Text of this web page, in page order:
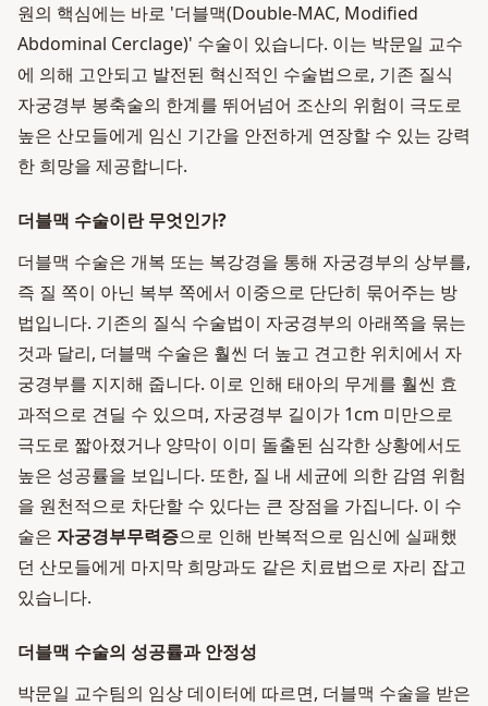
원의 핵심에는 바로 '더블맥(Double-MAC, Modified
Abdominal Cerclage)' 수술이 있습니다. 이는 박문일 교수
에 의해 고안되고 발전된 혁신적인 수술법으로, 기존 질식
자궁경부 봉축술의 한계를 뛰어넘어 조산의 위험이 극도로
높은 산모들에게 임신 기간을 안전하게 연장할 수 있는 강력
한 희망을 제공합니다.
더블맥 수술이란 무엇인가?
더블맥 수술은 개복 또는 복강경을 통해 자궁경부의 상부를,
즉 질 쪽이 아닌 복부 쪽에서 이중으로 단단히 묶어주는 방
법입니다. 기존의 질식 수술법이 자궁경부의 아래쪽을 묶는
것과 달리, 더블맥 수술은 훨씬 더 높고 견고한 위치에서 자
궁경부를 지지해 줍니다. 이로 인해 태아의 무게를 훨씬 효
과적으로 견딜 수 있으며, 자궁경부 길이가 1cm 미만으로
극도로 짧아졌거나 양막이 이미 돌출된 심각한 상황에서도
높은 성공률을 보입니다. 또한, 질 내 세균에 의한 감염 위험
을 원천적으로 차단할 수 있다는 큰 장점을 가집니다. 이 수
술은 자궁경부무력증으로 인해 반복적으로 임신에 실패했
던 산모들에게 마지막 희망과도 같은 치료법으로 자리 잡고
있습니다.
더블맥 수술의 성공률과 안정성
박문일 교수팀의 임상 데이터에 따르면, 더블맥 수술을 받은